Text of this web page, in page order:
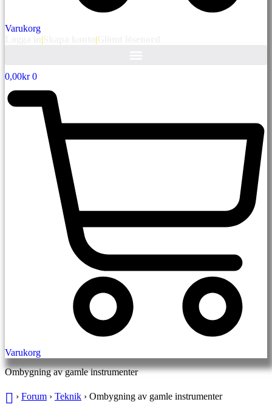
Varukorg
| |
0,00kr 0
Varukorg
Ombygning av gamle instrumenter
› Forum › Teknik › Ombygning av gamle instrumenter